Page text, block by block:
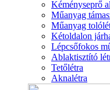
Kéményseprő
Műanyag
Műanyag
Kétoldalon
Lépcsőfokos
Ablaktisztító
Tetőlétra
Aknalétra